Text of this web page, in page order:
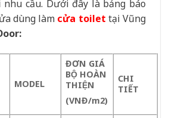
cầu. Dưới đây là bảng báo
dùng làm cửa toilet tại Vũng
MODEL
ĐƠN GIÁ
BỘ HOÀN
THIỆN
(VNĐ/m2)
CHI
TIẾT